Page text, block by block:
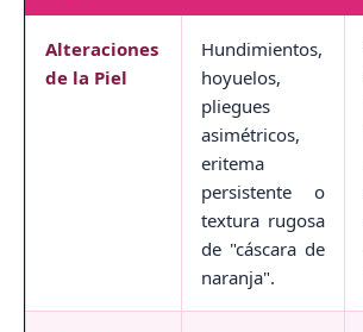
Alteraciones
de la Piel
Hundimientos,
hoyuelos,
pliegues
asimétricos,
eritema
persistente o
textura rugosa
de "cáscara de
naranja".